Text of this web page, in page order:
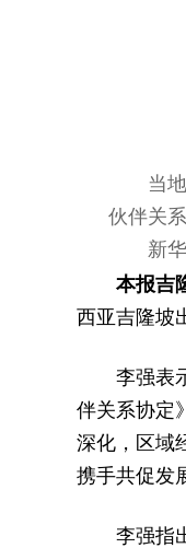
当
伙伴关
新华
本报吉
西亚吉隆坡
李强表
伴关系协定
深化，区域
携手共促发
李强指